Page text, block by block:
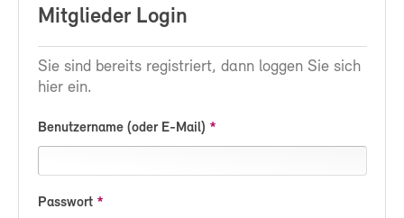
Mitglieder Login
Sie sind bereits registriert, dann loggen Sie sich
hier ein.
Benutzername (oder E-Mail)
Passwort